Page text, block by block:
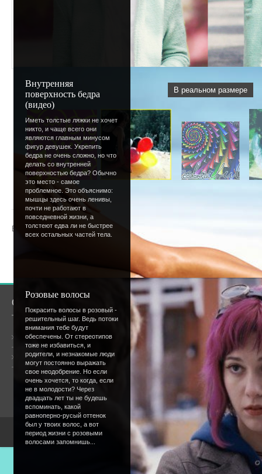
Внутренняя
поверхность бедра
(видео)
Иметь толстые ляжки не хочет
никто, и чаще всего они
являются главным минусом
фигур девушек. Укрепить
бедра не очень сложно, но что
делать со внутренней
поверхностью бедра? Обычно
это место - самое
проблемное. Это объяснимо:
мышцы здесь очень ленивы,
почти не работают в
повседневной жизни, а
толстеют едва ли не быстрее
всех остальных частей тела.
Розовые волосы
Покрасить волосы в розовый -
решительный шаг. Ведь потоки
внимания тебе будут
обеспечены. От стереотипов
тоже не избавиться, и
родители, и незнакомые люди
могут постоянно выражать
свое неодобрение. Но если
очень хочется, то когда, если
не в молодости? Через
двадцать лет ты не будешь
вспоминать, какой
равноперно-русый оттенок
был у твоих волос, а вот
период жизни с розовыми
волосами запомнишь...
В реальном размере
« Предыдущая
Всего комментариев:0
Добавлять комментарии могут только
[Регистрация| Вход]
О сайте
Общая информация
Форум
Сообщество
Онлайн всего:
Copyright